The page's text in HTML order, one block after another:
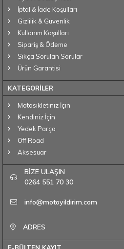
İptal & İade Koşulları
Gizlilik & Güvenlik
Kullanım Koşulları
Sipariş & Ödeme
Sıkça Sorulan Sorular
Ürün Garantisi
KATEGORİLER
Motosikletiniz İçin
Kendiniz İçin
Yedek Parça
Off Road
Aksesuar
BİZE ULAŞIN
0264 551 70 30
info@motoyildirim.com
ADRES